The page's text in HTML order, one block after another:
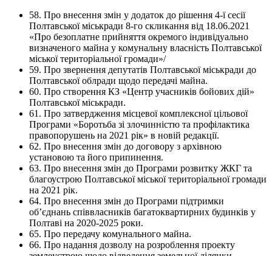
58. Про внесення змін у додаток до рішення 4-ї сесії
Полтавської міськради 8-го скликання від 18.06.2021
«Про безоплатне прийняття окремого індивідуально
визначеного майна у комунальну власність Полтавської
міської територіальної громади»/
59. Про звернення депутатів Полтавської міськради до
Полтавської облради щодо передачі майна.
60. Про створення КЗ «Центр учасників бойових дій»
Полтавської міськради.
61. Про затвердження місцевої комплексної цільової
Програми «Боротьба зі злочинністю та профілактика
правопорушень на 2021 рік» в новій редакції.
62. Про внесення змін до договору з архівною
установою та його припинення.
63. Про внесення змін до Програми розвитку ЖКГ та
благоустрою Полтавської міської територіальної громади
на 2021 рік.
64. Про внесення змін до Програми підтримки
об’єднань співвласників багатоквартирних будинків у
Полтаві на 2020-2025 роки.
65. Про передачу комунального майна.
66. Про надання дозволу на розроблення проекту